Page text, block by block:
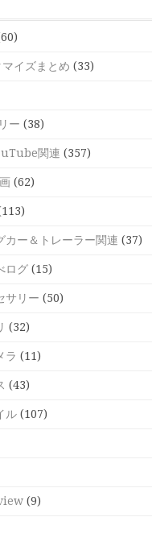
イズまとめ (33)
ー (38)
関連 (357)
(62)
カー＆トレーラー関連 (37)
ログ (15)
サリー (50)
(32)
ラ (11)
(43)
ル (107)
(9)